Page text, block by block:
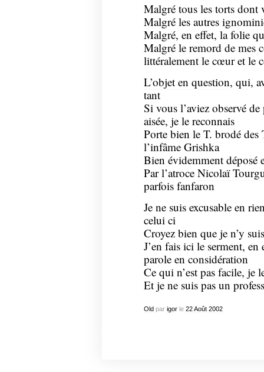
Malgré tous les torts dont
Malgré les autres
Malgré, en effet, la folie
Malgré le remord de mes
littéralement le cœur et le
L’objet en question, qui,
tant
Si vous l’aviez observé
aisée, je le reconnais
Porte bien le T. brodé des
l’infâme Grishka
Bien évidemment déposé
Par l’atroce Nicolaï
parfois fanfaron
Je ne suis excusable en
celui ci
Croyez bien que je n’y
J’en fais ici le serment,
parole en considération
Ce qui n’est pas facile, je
Et je ne suis pas un
Oldpar igorle 22 Août 2002